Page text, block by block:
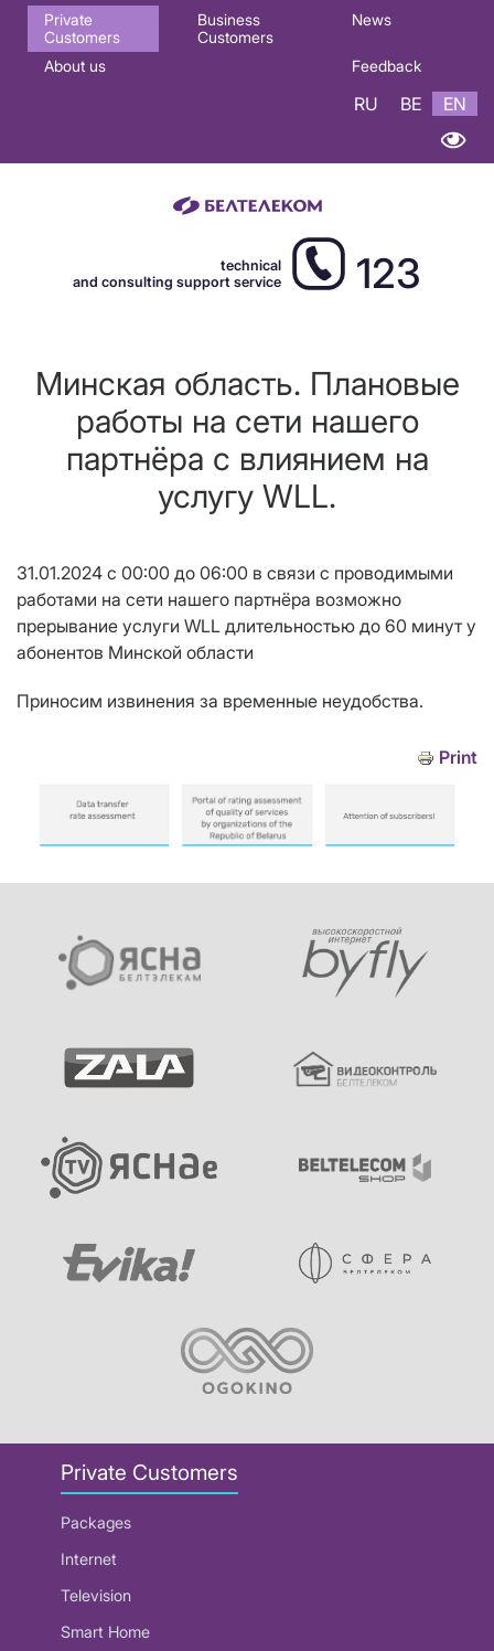
Основная
навигация
Private
Customers
Business
Customers
News
About us Feedback
RU BE EN
technical
and consulting support service
123
Минская область. Плановые
работы на сети нашего
партнёра с влиянием на
услугу WLL.
31.01.2024 с 00:00 до 06:00 в связи с проводимыми
работами на сети нашего партнёра возможно
прерывание услуги WLL длительностью до 60 минут у
абонентов Минской области
Приносим извинения за временные неудобства.
Print
Private Customers
Packages
Internet
Television
Smart Home